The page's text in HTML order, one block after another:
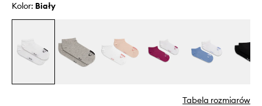
Kolor: biały
Tabela rozmiarów